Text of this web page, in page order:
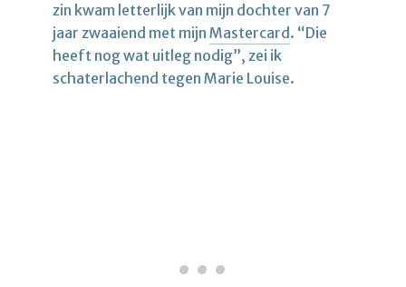
zin kwam letterlijk van mijn dochter van 7
jaar zwaaiend met mijn Mastercard . “Die
heeft nog wat uitleg nodig”, zei ik
schaterlachend tegen Marie Louise.